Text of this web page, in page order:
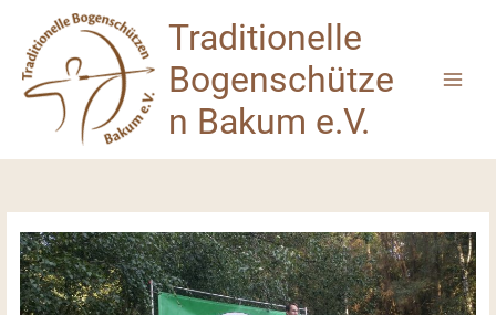
springen
Traditionelle
Bogenschütze
n Bakum e.V.